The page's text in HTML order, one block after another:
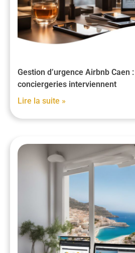
Gestion d’urgence Airbnb Caen
conciergeries interviennent
Lire la suite »